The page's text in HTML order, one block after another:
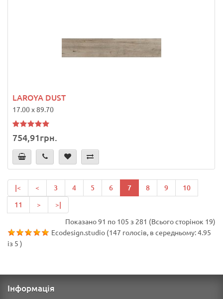
LAROYA DUST
17.00 x 89.70
754,91грн.
|< < 3 4 5 6 7 8 9
10
11
> >|
Показано 91 по 105 з 281 (Всього сторінок 19)
Ecodesign.studio (147 голосів, в середньому:4.95
із 5 )
Інформація